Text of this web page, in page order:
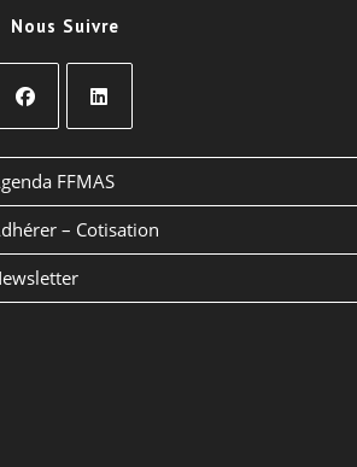
Nous Suivre
dans
un
nouvel
FFMAS
– Cotisation